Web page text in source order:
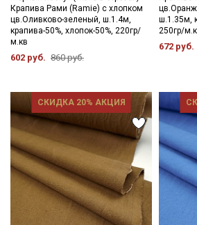
Крапива Рами (Ramie) с хлопком
цв.Оливково-зеленый, ш.1.4м,
крапива-50%, хлопок-50%, 220гр/
м.кв
602 руб. 860 руб.
ш.1.35м,
250гр/
672 руб.
СКИДКА 20% АКЦИЯ